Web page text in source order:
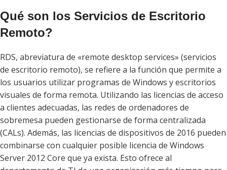
Qué son los Servicios de Escritorio
Remoto?
RDS, abreviatura de «remote desktop services» (servicios
de escritorio remoto), se refiere a la función que permite a
los usuarios utilizar programas de Windows y escritorios
visuales de forma remota. Utilizando las licencias de acceso
a clientes adecuadas, las redes de ordenadores de
sobremesa pueden gestionarse de forma centralizada
(CALs). Además, las licencias de dispositivos de 2016 pueden
combinarse con cualquier posible licencia de Windows
Server 2012 Core que ya exista. Esto ofrece al